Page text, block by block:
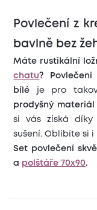
Povlečení z
bavlně bez
Máte rustikální
chatu ?
bílé je pro
prodyšný materiál
si vás získá díky
sušení. Oblíbíte si
Set povlečení
a
polštáře 70x90.